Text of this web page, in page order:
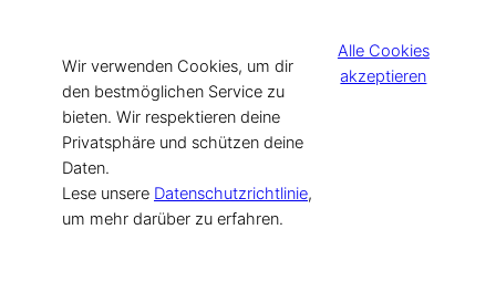
[current_year] VISIT-X. Made with
for Models & Influencers!
Wir verwenden Cookies, um dir
den bestmöglichen Service zu
bieten. Wir respektieren deine
Privatsphäre und schützen deine
Daten.
Lese unsere Datenschutzrichtlinie,
um mehr darüber zu erfahren.
Alle Cookies
akzeptieren